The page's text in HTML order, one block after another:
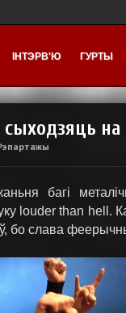
ІНТЭРВ'Ю ГУРТЫ
сыходзяць
багі
louder than hell.
бо слава